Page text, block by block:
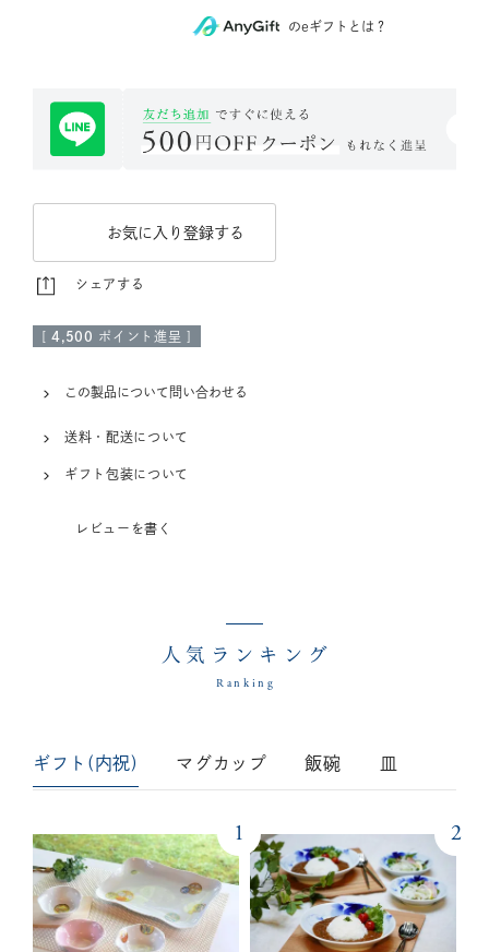
のeギフトとは？
お気に入り登録する
シェアする
[ 4,500 ポイント進呈 ]
この製品について問い合わせる
送料・配送について
ギフト包装について
レビューを書く
人気ランキング
Ranking
ギフト(内祝) マグカップ 飯碗 皿
1 2